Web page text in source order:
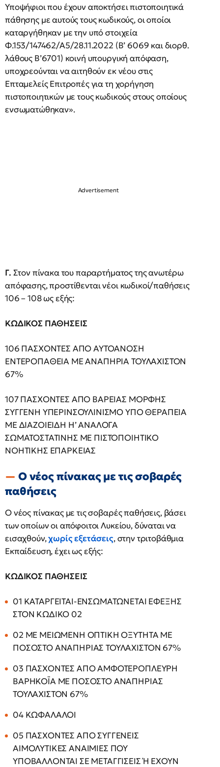
Υποψήφιοι που έχουν αποκτήσει πιστοποιητικά
πάθησης με αυτούς τους κωδικούς, οι οποίοι
καταργήθηκαν με την υπό στοιχεία
Φ.153/147462/Α5/28.11.2022 (Β’ 6069 και διορθ.
λάθους Β’6701) κοινή υπουργική απόφαση,
υποχρεούνται να αιτηθούν εκ νέου στις
Επταμελείς Επιτροπές για τη χορήγηση
πιστοποιητικών με τους κωδικούς στους οποίους
ενσωματώθηκαν».
Γ. Στον πίνακα του παραρτήματος της ανωτέρω
απόφασης, προστίθενται νέοι κωδικοί/παθήσεις
106 – 108 ως εξής:
ΚΩΔΙΚΟΣ ΠΑΘΗΣΕΙΣ
106 ΠΑΣΧΟΝΤΕΣ ΑΠΟ ΑΥΤΟΑΝΟΣΗ
ΕΝΤΕΡΟΠΑΘΕΙΑ ΜΕ ΑΝΑΠΗΡΙΑ ΤΟΥΛΑΧΙΣΤΟΝ
67%
107 ΠΑΣΧΟΝΤΕΣ ΑΠΟ ΒΑΡΕΙΑΣ ΜΟΡΦΗΣ
ΣΥΓΓΕΝΗ ΥΠΕΡΙΝΣΟΥΛΙΝΙΣΜΟ ΥΠΟ ΘΕΡΑΠΕΙΑ
ΜΕ ΔΙΑΖΟΙΕΙΔΗ Η’ ΑΝΑΛΟΓΑ
ΣΩΜΑΤΟΣΤΑΤΙΝΗΣ ΜΕ ΠΙΣΤΟΠΟΙΗΤΙΚΟ
ΝΟΗΤΙΚΗΣ ΕΠΑΡΚΕΙΑΣ
O νέος πίνακας με τις σοβαρές
παθήσεις
O νέος πίνακας με τις σοβαρές παθήσεις, βάσει
των οποίων οι απόφοιτοι Λυκείου, δύναται να
εισαχθούν,χωρίς εξετάσεις, στην τριτοβάθμια
Εκπαίδευση, έχει ως εξής:
ΚΩΔΙΚΟΣ ΠΑΘΗΣΕΙΣ
01 ΚΑΤΑΡΓΕΙΤΑΙ-ΕΝΣΩΜΑΤΩΝΕΤΑΙ ΕΦΕΞΗΣ
ΣΤΟΝ ΚΩΔΙΚΟ 02
02 ΜΕ ΜΕΙΩΜΕΝΗ ΟΠΤΙΚΗ ΟΞΥΤΗΤΑ ΜΕ
ΠΟΣΟΣΤΟ ΑΝΑΠΗΡΙΑΣ ΤΟΥΛΑΧΙΣΤΟΝ 67%
03 ΠΑΣΧΟΝΤΕΣ ΑΠΟ ΑΜΦΟΤΕΡΟΠΛΕΥΡΗ
ΒΑΡHΚΟΪΑ ΜΕ ΠΟΣΟΣΤΟ ΑΝΑΠΗΡΙΑΣ
ΤΟΥΛΑΧΙΣΤΟΝ 67%
04 ΚΩΦΑΛΑΛΟΙ
05 ΠΑΣΧΟΝΤΕΣ ΑΠΟ ΣΥΓΓΕΝΕΙΣ
ΑΙΜΟΛΥΤΙΚΕΣ ΑΝΑΙΜΙΕΣ ΠΟΥ
ΥΠΟΒΑΛΛΟΝΤΑΙ ΣΕ ΜΕΤΑΓΓΙΣΕΙΣ Ή ΕΧΟΥΝ